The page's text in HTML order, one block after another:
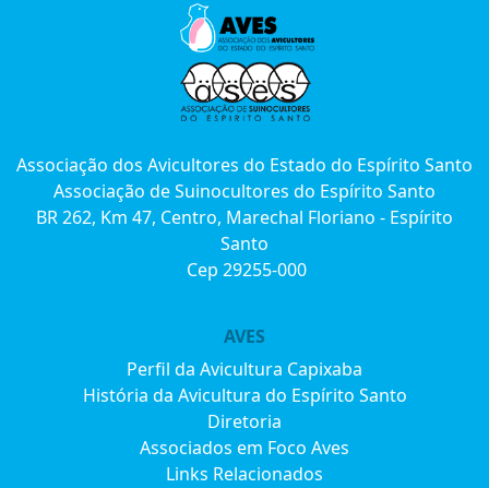
AVES
Perfil da Avicultura Capixaba
História da Avicultura do Espírito Santo
Diretoria
Associados em Foco Aves
Links Relacionados
Associação dos Avicultores do Estado do Espírito Santo
Associação de Suinocultores do Espírito Santo
BR 262, Km 47, Centro, Marechal Floriano - Espírito
Santo
Cep 29255-000